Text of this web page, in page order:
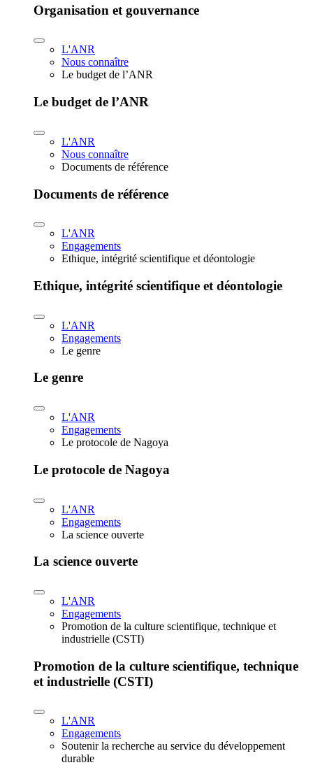
Organisation et gouvernance
L'ANR
Nous connaître
Le budget de l’ANR
Le budget de l’ANR
L'ANR
Nous connaître
Documents de référence
Documents de référence
L'ANR
Engagements
Ethique, intégrité scientifique et déontologie
Ethique, intégrité scientifique et déontologie
L'ANR
Engagements
Le genre
Le genre
L'ANR
Engagements
Le protocole de Nagoya
Le protocole de Nagoya
L'ANR
Engagements
La science ouverte
La science ouverte
L'ANR
Engagements
Promotion de la culture scientifique, technique et
industrielle (CSTI)
Promotion de la culture scientifique, technique
et industrielle (CSTI)
L'ANR
Engagements
Soutenir la recherche au service du développement
durable